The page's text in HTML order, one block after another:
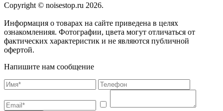
Copyright © noisestop.ru 2026.
Информация о товарах на сайте приведена в целях
ознакомленияя. Фотографии, цвета могут отличаться от
фактических характеристик и не являются публичной
офертой.
Напишите нам сообщение